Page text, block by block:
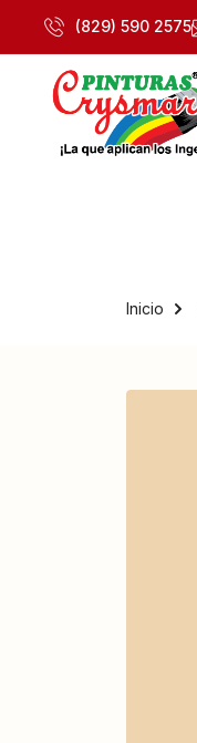
(829) 590 2575
Inicio